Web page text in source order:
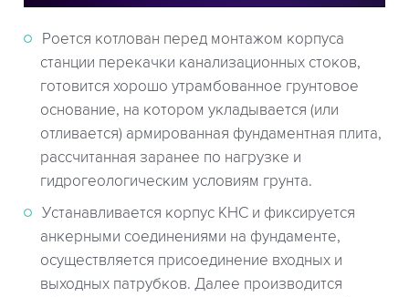
Роется котлован перед монтажом корпуса
станции перекачки канализационных стоков,
готовится хорошо утрамбованное грунтовое
основание, на котором укладывается (или
отливается) армированная фундаментная плита,
рассчитанная заранее по нагрузке и
гидрогеологическим условиям грунта.
Устанавливается корпус КНС и фиксируется
анкерными соединениями на фундаменте,
осуществляется присоединение входных и
выходных патрубков. Далее производится